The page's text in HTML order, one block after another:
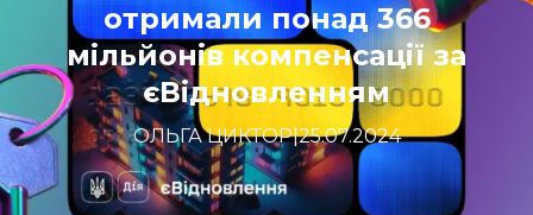
отримали понад 366
мільйонів компенсації за
єВідновленням
ОЛЬГА ЦИКТОР|25.07.2024